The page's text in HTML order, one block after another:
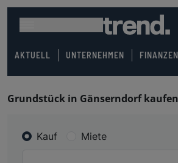
AKTUELL UNTERNEHMEN FINANZEN
Grundstück in Gänserndorf kaufen
Kauf Miete